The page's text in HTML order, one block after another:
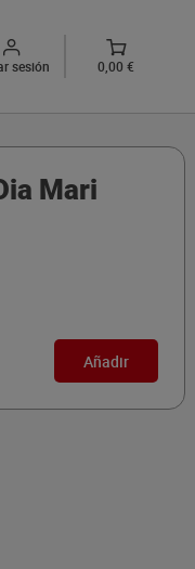
sesión 0,00 €
Mari
Añadir